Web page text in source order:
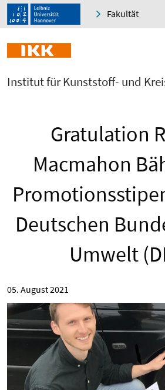
Fakultät
Institut für Kunststoff- und
Gratulation
Macmahon
Deutschen
Umwelt
05. August 2021